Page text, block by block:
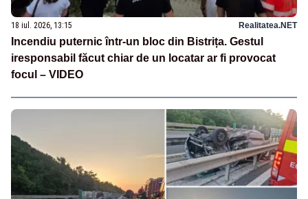
18 iul. 2026, 13:15 Realitatea.NET
Incendiu puternic într-un bloc din Bistrița. Gestul
iresponsabil făcut chiar de un locatar ar fi provocat
focul – VIDEO